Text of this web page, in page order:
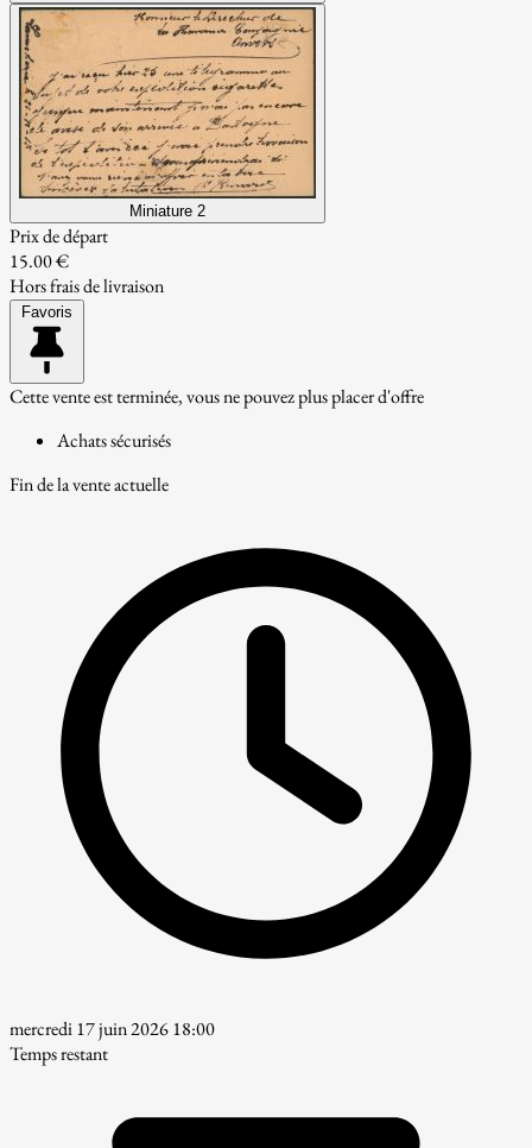
Miniature 2
Prix de départ
15.00 €
Hors frais de livraison
Favoris
Cette vente est terminée, vous ne pouvez plus placer d'offre
Achats sécurisés
Fin de la vente actuelle
mercredi 17 juin 2026 18:00
Temps restant